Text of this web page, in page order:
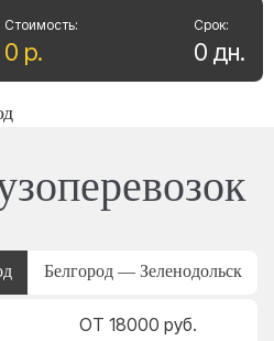
Стоимость:
0 р.
Срок:
0 дн.
Белгород — Зеленодольск
ОТ 18000 руб.